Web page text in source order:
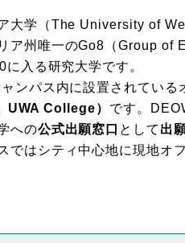
大学（The University of
ア州唯一のGo8（Group of
に入る研究大学です。
ンパス内に設置されてい
UWA College） です。
への公式出願窓口 として 出
ではシティ中心地に現地オ